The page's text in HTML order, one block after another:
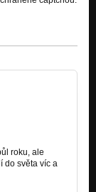
roku, ale
do světa víc a